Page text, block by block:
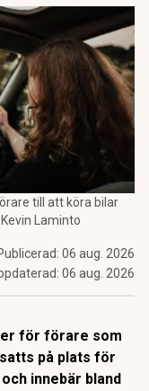
till att köra bilar
Laminto
06 aug. 2026
06 aug. 2026
för förare som
på plats för
innebär bland